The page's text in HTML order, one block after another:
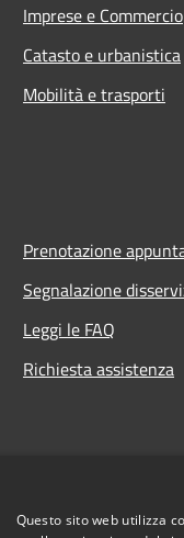
Imprese e Commercio
Catasto e urbanistica
Mobilità e trasporti
Prenotazione
Segnalazione
Leggi le FAQ
Richiesta assistenza
Questo sito web utilizza